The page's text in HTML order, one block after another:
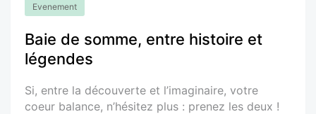
Evenement
Baie de somme, entre histoire et
légendes
Si, entre la découverte et l’imaginaire, votre
coeur balance, n’hésitez plus : prenez les deux !